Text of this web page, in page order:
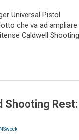
Universal Pistol
che va ad ampliare
Caldwell Shooting
Shooting Rest: